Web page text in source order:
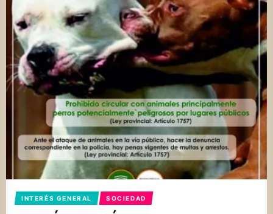
INTERÉS GENERAL SOCIEDAD